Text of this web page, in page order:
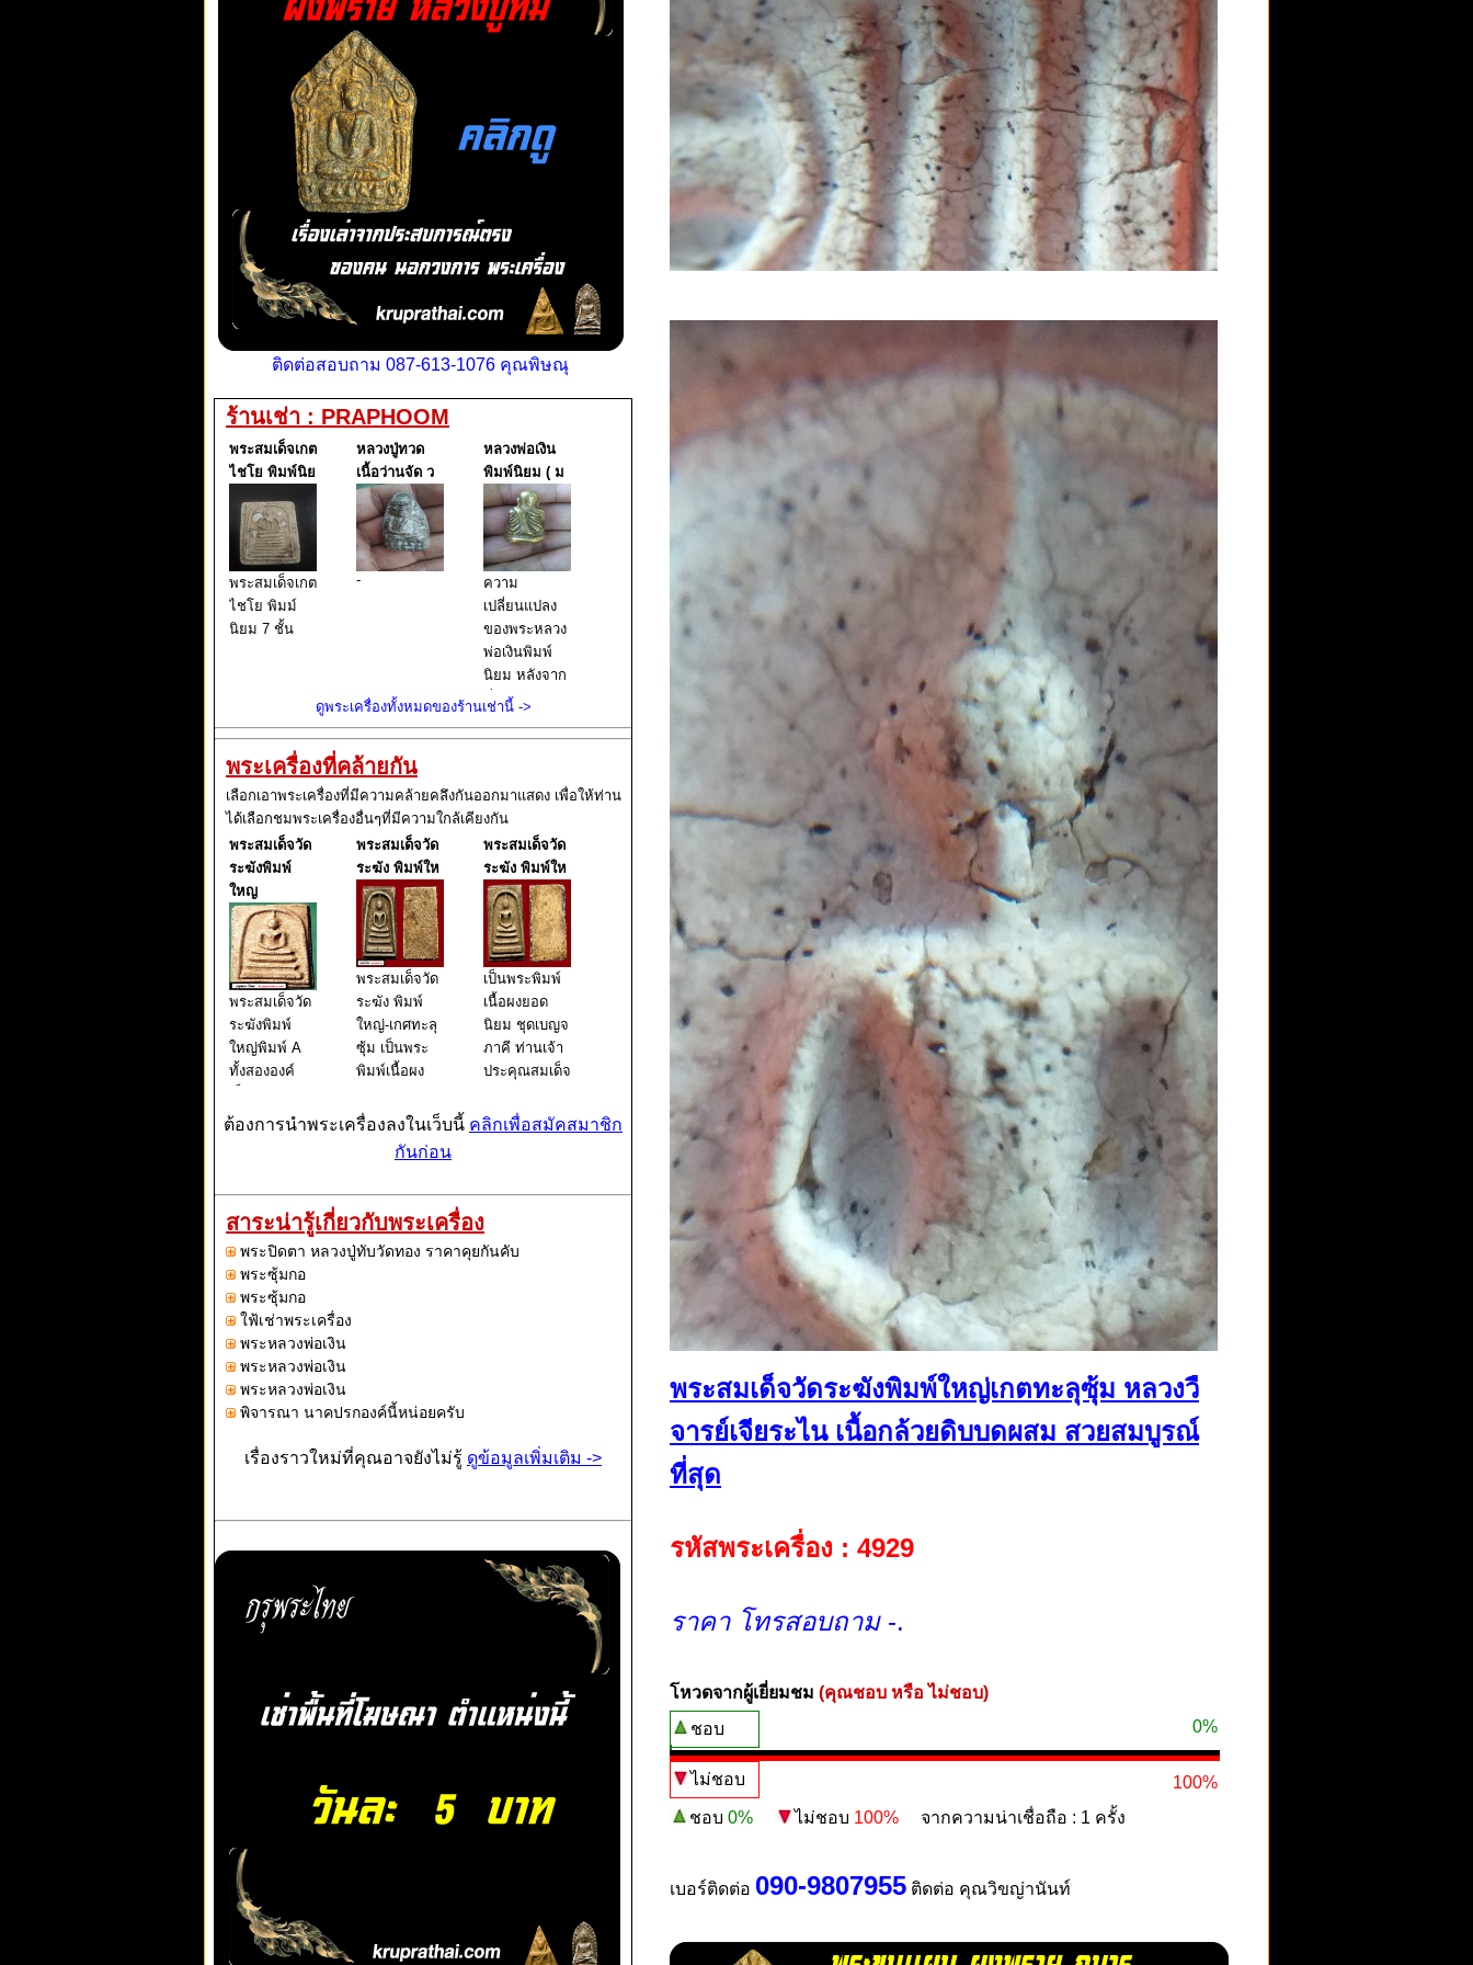
ติดต่อสอบถาม 087-613-1076 คุณพิษณุ
ร้านเช่า : PRAPHOOM
พระสมเด็จเกต
ไชโย พิมพ์นิย
พระสมเด็จเกต
ไชโย พิมม์
นิยม 7 ชั้น
หลวงปู่ทวด
เนื้อว่านจัด ว
-
หลวงพ่อเงิน
พิมพ์นิยม ( ม
ความ
เปลี่ยนแปลง
ของพระหลวง
พ่อเงินพิมพ์
นิยม หลังจาก
ที่ได้ทำการ
ดูพระเครื่องทั้งหมดของร้านเช่านี้ ->
พระเครื่องที่คล้ายกัน
เลือกเอาพระเครื่องที่มีความคล้ายคลึงกันออกมาแสดง เพื่อให้ท่าน
ได้เลือกชมพระเครื่องอื่นๆที่มีความใกล้เคียงกัน
พระสมเด็จวัด
ระฆังพิมพ์
ใหญ
พระสมเด็จวัด
ระฆังพิมพ์
ใหญ่พิมพ์ A
ทั้งสององค์
เดียวกันแต่
คือ องค์ที่ 1
เป็นองค์ที่กด
จากแม่พิมพ์
องค์ต้นๆจะเ
พระสมเด็จวัด
ระฆัง พิมพ์ให
พระสมเด็จวัด
ระฆัง พิมพ์
ใหญ่-เกศทะลุ
ซุ้ม เป็นพระ
พิมพ์เนื้อผง
เบญจภาคี
ท่านเจ้า
ประคุณสมเด็จ
ย์ (โต พรหม
รังษี) วัดระฆัง
โฆสิตารามว
พระสมเด็จวัด
ระฆัง พิมพ์ให
เป็นพระพิมพ์
เนื้อผงยอด
นิยม ชุดเบญจ
ภาคี ท่านเจ้า
ประคุณสมเด็จ
ย์ (โต พรหม
เขต
บางกอกน้อย
ต้องการนำพระเครื่องลงในเว็บนี้ คลิกเพื่อสมัคสมาชิก
กันก่อน
สาระน่ารู้เกี่ยวกับพระเครื่อง
พระปิดตา หลวงปู่ทับวัดทอง ราคาคุยกันคับ
พระซุ้มกอ
พระซุ้มกอ
ใฟ้เช่าพระเครื่อง
พระหลวงพ่อเงิน
พระหลวงพ่อเงิน
พระหลวงพ่อเงิน
พิจารณา นาคปรกองค์นี้หน่อยครับ
เรื่องราวใหม่ที่คุณอาจยังไม่รู้ ดูข้อมูลเพิ่มเติม ->
พระสมเด็จวัดระฆังพิมพ์ใหญ่เกตทะลุซุ้ม หลวงวื
จารย์เจียระไน เนื้อกล้วยดิบบดผสม สวยสมบูรณ์
ที่สุด
รหัสพระเครื่อง : 4929
ราคา โทรสอบถาม-.
โหวดจากผู้เยี่ยมชม (คุณชอบ หรือ ไม่ชอบ)
ชอบ
0%
ไม่ชอบ
100%
ชอบ 0% ไม่ชอบ 100% จากความน่าเชื่อถือ : 1 ครั้ง
เบอร์ติดต่อ 090-9807955 ติดต่อ คุณวิขญ่านันท์